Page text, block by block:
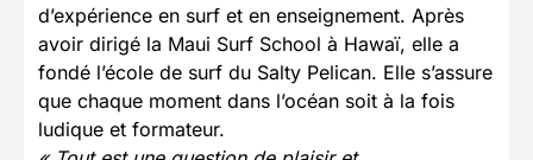
d’expérience en surf et en enseignement. Après
avoir dirigé la Maui Surf School à Hawaï, elle a
fondé l’école de surf du Salty Pelican. Elle s’assure
que chaque moment dans l’océan soit à la fois
ludique et formateur.